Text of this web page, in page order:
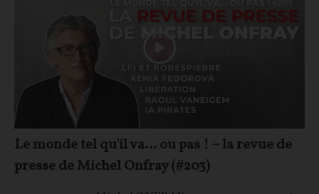
Le monde tel qu'il va… ou pas ! – la revue de
presse de Michel Onfray (#203)